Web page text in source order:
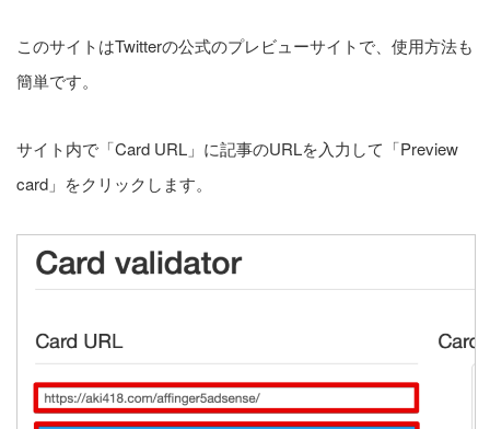
このサイトはTwitterの公式のプレビューサイトで、使用方法も
簡単です。
サイト内で「Card URL」に記事のURLを入力して「Preview
card」をクリックします。